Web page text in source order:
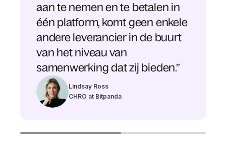
aan te nemen en te betalen in
één platform, komt geen enkele
andere leverancier in de buurt
van het niveau van
samenwerking dat zij bieden.”
Lindsay Ross
CHRO at Bitpanda